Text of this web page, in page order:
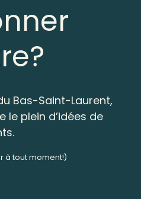
Bas-Saint-Laurent,
plein d’idées de
à tout moment!)